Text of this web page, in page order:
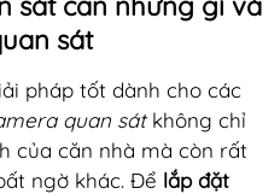
sát
pháp tốt dành cho các
quan sátkhông chỉ
của căn nhà mà còn rất
ngờ khác. Để lắp đặt